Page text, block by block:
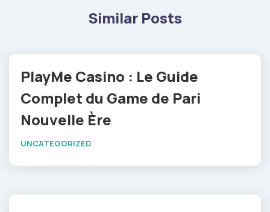
Similar Posts
PlayMe Casino : Le Guide
Complet du Game de Pari
Nouvelle Ère
UNCATEGORIZED